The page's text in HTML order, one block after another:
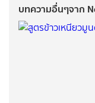
บทความอื่นๆจาก